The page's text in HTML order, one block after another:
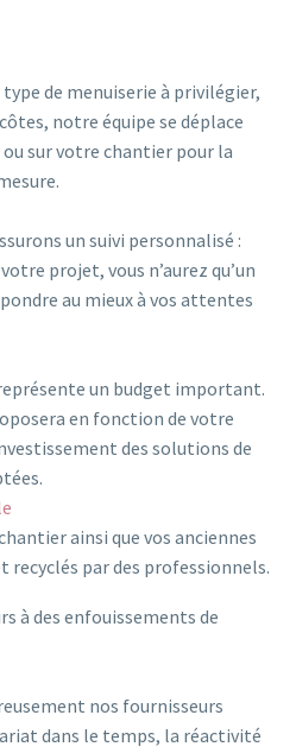
de menuiserie à privilégier,
notre équipe se déplace
sur votre chantier pour la
un suivi personnalisé :
projet, vous n’aurez qu’un
au mieux à vos attentes
un budget important.
en fonction de votre
des solutions de
ainsi que vos anciennes
par des professionnels.
à des enfouissements de
nos fournisseurs
dans le temps, la réactivité